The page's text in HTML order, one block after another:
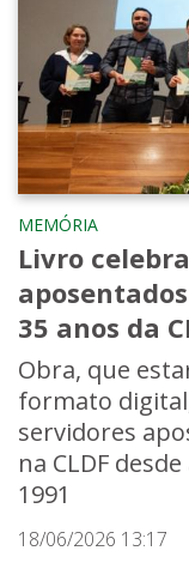
MEMÓRIA
Livro
35 anos da
Obra, que
formato
servidores
na CLDF
1991
18/06/2026 13:17